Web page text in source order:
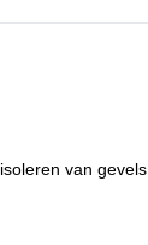
van gevels.